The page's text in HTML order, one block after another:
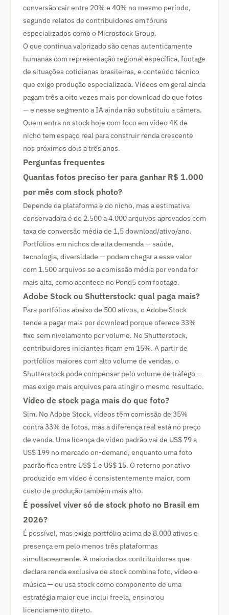
conversão cair entre 20% e 40% no mesmo período,
segundo relatos de contribuidores em fóruns
especializados como o Microstock Group.
O que continua valorizado são cenas autenticamente
humanas com representação regional específica, footage
de situações cotidianas brasileiras, e conteúdo técnico
que exige produção especializada. Vídeos em geral ainda
pagam três a oito vezes mais por download do que fotos
— e nesse segmento a IA ainda não substituiu a câmera.
Quem entra no stock hoje com foco em vídeo 4K de
nicho tem espaço real para construir renda crescente
nos próximos dois a três anos.
Perguntas frequentes
Quantas fotos preciso ter para ganhar R$ 1.000
por mês com stock photo?
Depende da plataforma e do nicho, mas a estimativa
conservadora é de 2.500 a 4.000 arquivos aprovados com
taxa de conversão média de 1,5 download/ativo/ano.
Portfólios em nichos de alta demanda — saúde,
tecnologia, diversidade — podem chegar a esse valor
com 1.500 arquivos se a comissão média por venda for
mais alta, como acontece no Pond5 com footage.
Adobe Stock ou Shutterstock: qual paga mais?
Para portfólios abaixo de 500 ativos, o Adobe Stock
tende a pagar mais por download porque oferece 33%
fixo sem nivelamento por volume. No Shutterstock,
contribuidores iniciantes ficam em 15%. A partir de
portfólios maiores com alto volume de vendas, o
Shutterstock pode compensar pelo volume de tráfego —
mas exige mais arquivos para atingir o mesmo resultado.
Vídeo de stock paga mais do que foto?
Sim. No Adobe Stock, vídeos têm comissão de 35%
contra 33% de fotos, mas a diferença real está no preço
de venda. Uma licença de vídeo padrão vai de US$ 79 a
US$ 199 no mercado on-demand, enquanto uma foto
padrão fica entre US$ 1 e US$ 15. O retorno por ativo
produzido em vídeo é consistentemente maior, com
custo de produção também mais alto.
É possível viver só de stock photo no Brasil em
2026?
É possível, mas exige portfólio acima de 8.000 ativos e
presença em pelo menos três plataformas
simultaneamente. A maioria dos contribuidores que
declara renda exclusiva de stock combina foto, vídeo e
música — ou usa stock como componente de uma
estratégia maior que inclui freela, ensino ou
licenciamento direto.